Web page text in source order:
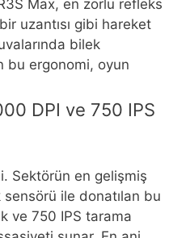
Max, en zorlu refleks
uzantısı gibi hareket
bilek
bu ergonomi, oyun
DPI ve 750 IPS
Sektörün en gelişmiş
ile donatılan bu
ve 750 IPS tarama